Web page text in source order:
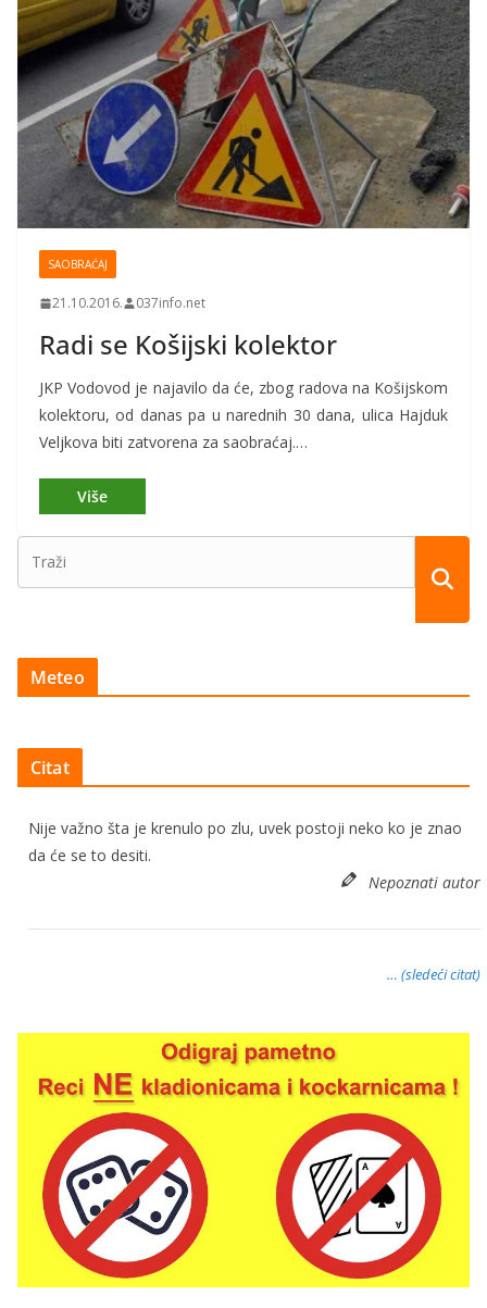
SAOBRAĆAJ
21.10.2016. 037info.net
Radi se Košijski kolektor
JKP Vodovod je najavilo da će, zbog radova na Košijskom
kolektoru, od danas pa u narednih 30 dana, ulica Hajduk
Veljkova biti zatvorena za saobraćaj.…
Meteo
Citat
Nije važno šta je krenulo po zlu, uvek postoji neko ko je znao
da će se to desiti.
Nepoznati autor
… (sledeći citat)